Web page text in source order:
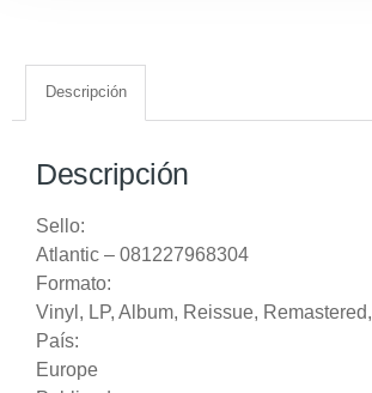
Descripción
Descripción
Sello:
Atlantic ‎– 081227968304
Formato:
Vinyl , LP, Album, Reissue, Remastered,
País:
Europe